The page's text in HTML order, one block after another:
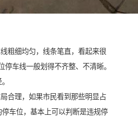
粗细均匀，线条笔直，看起来很
停车线一般划得不齐整、不清晰。
合理，如果市民看到那些明显占
车位，基本上可以判断是违规停